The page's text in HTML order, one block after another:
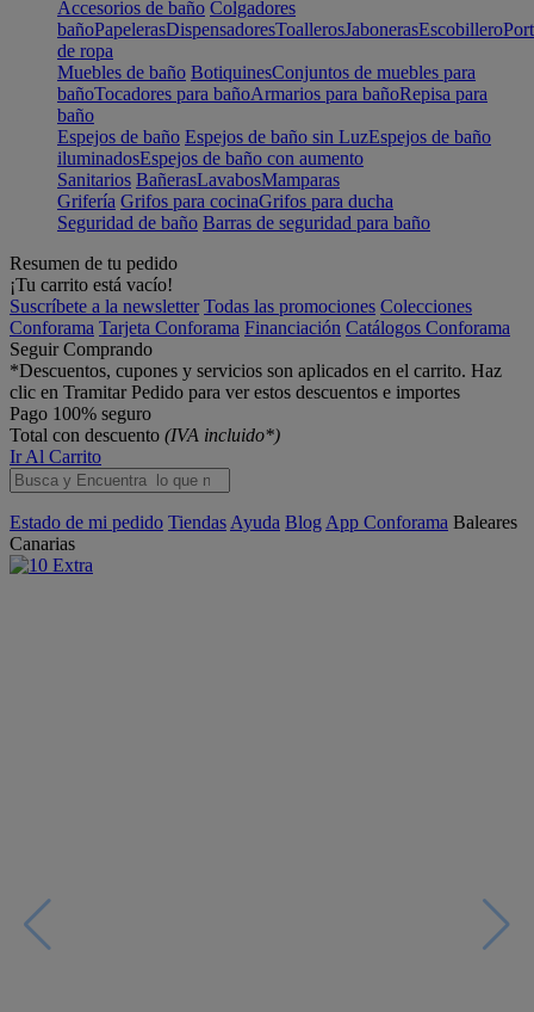
Accesorios de baño Colgadores
bañoPapelerasDispensadoresToallerosJabonerasEscobillero
de ropa
Muebles de baño BotiquinesConjuntos de muebles para
bañoTocadores para bañoArmarios para bañoRepisa para
baño
Espejos de baño Espejos de baño sin LuzEspejos de baño
iluminadosEspejos de baño con aumento
Sanitarios BañerasLavabosMamparas
Grifería Grifos para cocinaGrifos para ducha
Seguridad de baño Barras de seguridad para baño
Resumen de tu pedido
¡Tu carrito está vacío!
Suscríbete a la newsletter Todas las promociones Colecciones
Conforama Tarjeta Conforama Financiación Catálogos Conforama
Seguir Comprando
*Descuentos, cupones y servicios son aplicados en el carrito. Haz
clic en Tramitar Pedido para ver estos descuentos e importes
Pago 100% seguro
Total con descuento (IVA incluido*)
Ir Al Carrito
Estado de mi pedido Tiendas Ayuda Blog App Conforama Baleares
Canarias